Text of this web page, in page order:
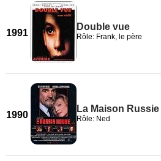
1991
Double vue
Rôle: Frank, le père
1990
La Maison Russie
Rôle: Ned